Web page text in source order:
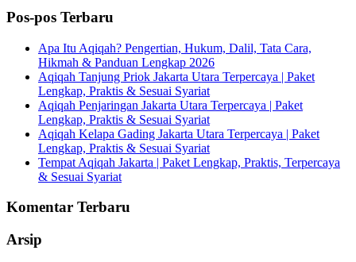
Pos-pos Terbaru
Apa Itu Aqiqah? Pengertian, Hukum, Dalil, Tata Cara,
Hikmah & Panduan Lengkap 2026
Aqiqah Tanjung Priok Jakarta Utara Terpercaya | Paket
Lengkap, Praktis & Sesuai Syariat
Aqiqah Penjaringan Jakarta Utara Terpercaya | Paket
Lengkap, Praktis & Sesuai Syariat
Aqiqah Kelapa Gading Jakarta Utara Terpercaya | Paket
Lengkap, Praktis & Sesuai Syariat
Tempat Aqiqah Jakarta | Paket Lengkap, Praktis, Terpercaya
& Sesuai Syariat
Komentar Terbaru
Arsip